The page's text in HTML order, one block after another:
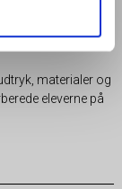
arbejder med
materialer og
eleverne på